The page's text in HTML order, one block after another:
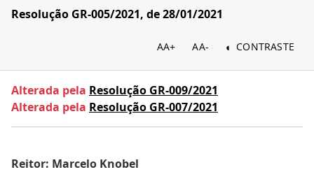
Resolução GR-005/2021, de 28/01/2021
AA+ AA- CONTRASTE
Alterada pela Resolução GR-009/2021
Alterada pela Resolução GR-007/2021
Reitor: Marcelo Knobel